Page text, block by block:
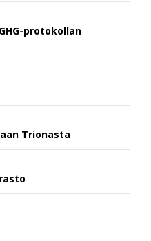
protokollan
Trionasta